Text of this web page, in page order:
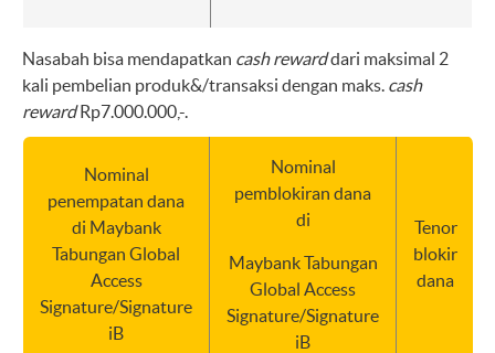
Nasabah bisa mendapatkan cash rewarddari maksimal 2
kali pembelian produk&/transaksi dengan maks. cash
rewardRp7.000.000,-.
Nominal
penempatan dana
di Maybank
Tabungan Global
Access
Signature/Signature
iB
Nominal
pemblokiran dana
di
Maybank Tabungan
Global Access
Signature/Signature
iB
Tenor
blokir
dana